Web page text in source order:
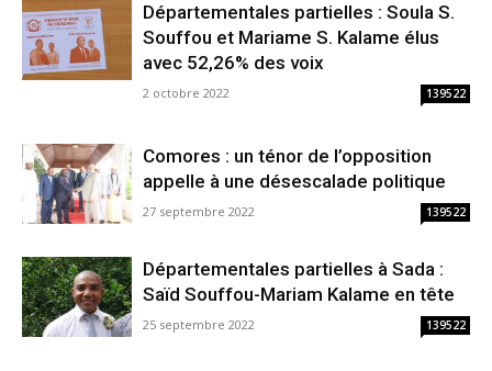
Départementales partielles : Soula S.
Souffou et Mariame S. Kalame élus
avec 52,26% des voix
2 octobre 2022 139522
Comores : un ténor de l’opposition
appelle à une désescalade politique
27 septembre 2022 139522
Départementales partielles à Sada :
Saïd Souffou-Mariam Kalame en tête
25 septembre 2022 139522